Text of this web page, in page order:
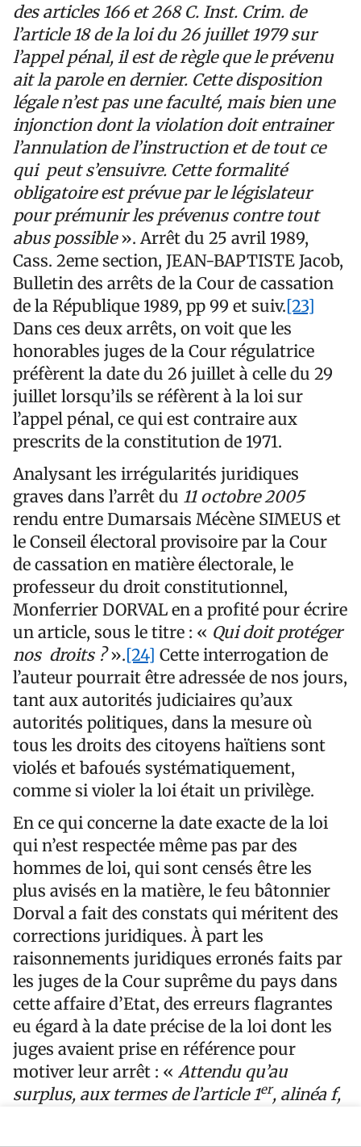
des articles 166 et 268 C. Inst. Crim. de
l’article 18 de la loi du 26 juillet 1979 sur
l’appel pénal, il est de règle que le prévenu
ait la parole en dernier. Cette disposition
légale n’est pas une faculté, mais bien une
injonction dont la violation doit entrainer
l’annulation de l’instruction et de tout ce
qui peut s’ensuivre. Cette formalité
obligatoire est prévue par le législateur
pour prémunir les prévenus contre tout
abus possible». Arrêt du 25 avril 1989,
Cass. 2eme section, JEAN-BAPTISTE Jacob,
Bulletin des arrêts de la Cour de cassation
de la République 1989, pp 99 et suiv.[23]
Dans ces deux arrêts, on voit que les
honorables juges de la Cour régulatrice
préfèrent la date du 26 juillet à celle du 29
juillet lorsqu’ils se réfèrent à la loi sur
l’appel pénal, ce qui est contraire aux
prescrits de la constitution de 1971.
Analysant les irrégularités juridiques
graves dans l’arrêt du 11 octobre 2005
rendu entre Dumarsais Mécène SIMEUS et
le Conseil électoral provisoire par la Cour
de cassation en matière électorale, le
professeur du droit constitutionnel,
Monferrier DORVAL en a profité pour écrire
un article, sous le titre : « Qui doit protéger
nos droits ?».[24] Cette interrogation de
l’auteur pourrait être adressée de nos jours,
tant aux autorités judiciaires qu’aux
autorités politiques, dans la mesure où
tous les droits des citoyens haïtiens sont
violés et bafoués systématiquement,
comme si violer la loi était un privilège.
En ce qui concerne la date exacte de la loi
qui n’est respectée même pas par des
hommes de loi, qui sont censés être les
plus avisés en la matière, le feu bâtonnier
Dorval a fait des constats qui méritent des
corrections juridiques. À part les
raisonnements juridiques erronés faits par
les juges de la Cour suprême du pays dans
cette affaire d’Etat, des erreurs flagrantes
eu égard à la date précise de la loi dont les
juges avaient prise en référence pour
motiver leur arrêt : « Attendu qu’au
surplus, aux termes de l’article 1er, alinéa f,